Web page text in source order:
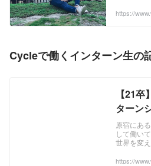
び」と「
い」人の
https://
Cycleで働くインターン生の
【21
ターン
《イン
Vol.2》
ン生
原宿にあ
して働い
世界を変
主軸とし
https://